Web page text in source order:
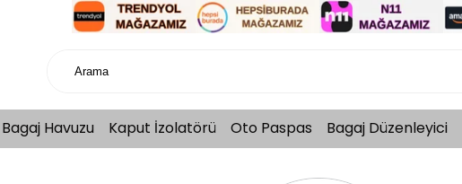
Bagaj Havuzu Kaput İzolatörü Oto Paspas Bagaj Düzenleyici